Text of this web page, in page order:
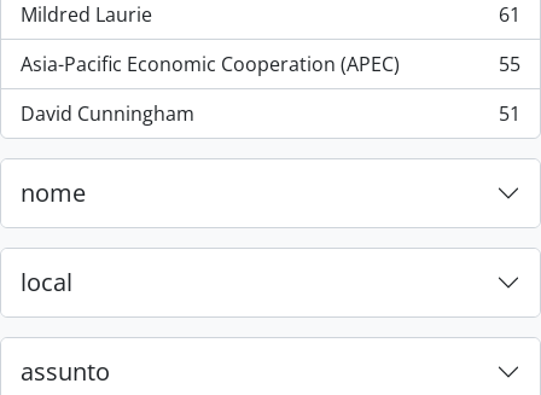
Mildred Laurie
, 61 resultados
61
Asia-Pacific Economic Cooperation (APEC)
, 55 resultados
55
David Cunningham
, 51 resultados 51
nome
local
assunto